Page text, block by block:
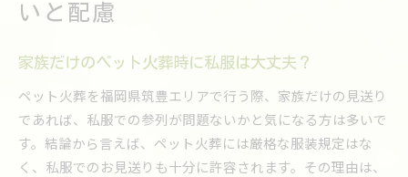
いと配慮
家族だけのペット火葬時に私服は大丈夫？
ペット火葬を福岡県筑豊エリアで行う際、家族だけの見送り
であれば、私服での参列が問題ないかと気になる方は多いで
す。結論から言えば、ペット火葬には厳格な服装規定はな
く、私服でのお見送りも十分に許容されます。その理由は、